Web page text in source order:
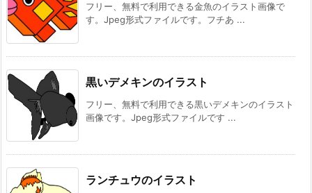
フリー、無料で利用できる金魚のイラスト画像で
す。Jpeg形式ファイルです。フチあ ...
黒いデメキンのイラスト
フリー、無料で利用できる黒いデメキンのイラスト
画像です。Jpeg形式ファイルです ...
ランチュウのイラスト